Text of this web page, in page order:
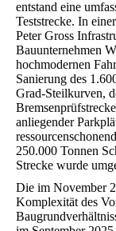
entstand eine
Teststrecke. In
Peter Gross
Bauunternehmen
hochmodernen
Sanierung des
Grad-Steilkurven,
anliegender
250.000 Tonnen
Strecke wurde
Die im November
Komplexität des